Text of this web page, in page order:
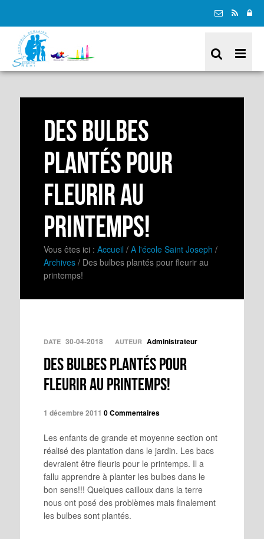
Des bulbes
plantés pour
fleurir au
printemps!
Vous êtes ici : Accueil / A l'école Saint Joseph /
Archives / Des bulbes plantés pour fleurir au
printemps!
DATE 30-04-2018 AUTEUR Administrateur
Des bulbes plantés pour
fleurir au printemps!
1 décembre 2011 0 Commentaires
Les enfants de grande et moyenne section ont
réalisé des plantation dans le jardin. Les bacs
devraient être fleuris pour le printemps. Il a
fallu apprendre à planter les bulbes dans le
bon sens!!! Quelques cailloux dans la terre
nous ont posé des problèmes mais finalement
les bulbes sont plantés.